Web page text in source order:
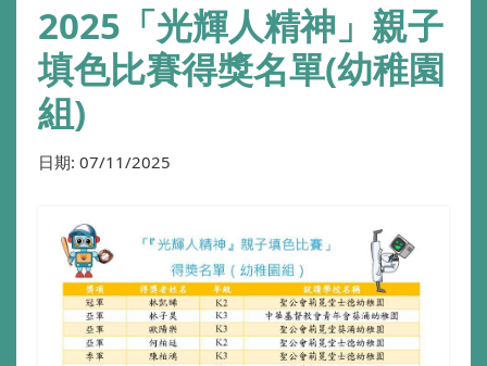
2025「光輝人精神」親子
填色比賽得獎名單(幼稚園
組)
日期: 07/11/2025